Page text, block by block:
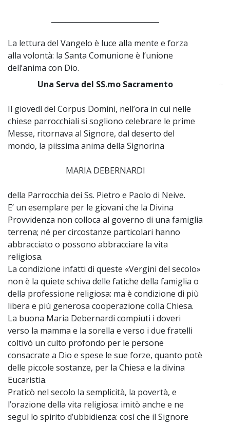
La lettura del Vangelo è luce alla mente e forza
alla volontà: la Santa Comunione è l’unione
dell’anima con Dio.
Una Serva del SS.mo Sacramento
Il giovedì del Corpus Domini, nell’ora in cui nelle
chiese parrocchiali si sogliono celebrare le prime
Messe, ritornava al Signore, dal deserto del
mondo, la piissima anima della Signorina
MARIA DEBERNARDI
della Parrocchia dei Ss. Pietro e Paolo di Neive.
E’ un esemplare per le giovani che la Divina
Provvidenza non colloca al governo di una famiglia
terrena; né per circostanze particolari hanno
abbracciato o possono abbracciare la vita
religiosa.
La condizione infatti di queste «Vergini del secolo»
non è la quiete schiva delle fatiche della famiglia o
della professione religiosa: ma è condizione di più
libera e più generosa cooperazione colla Chiesa.
La buona Maria Debernardi compiuti i doveri
verso la mamma e la sorella e verso i due fratelli
coltivò un culto profondo per le persone
consacrate a Dio e spese le sue forze, quanto potè
delle piccole sostanze, per la Chiesa e la divina
Eucaristia.
Praticò nel secolo la semplicità, la povertà, e
l’orazione della vita religiosa: imitò anche e ne
seguì lo spirito d’ubbidienza: così che il Signore